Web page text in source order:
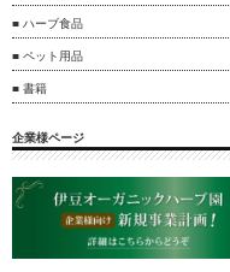
■ ハーブ食品
■ ペット用品
■ 書籍
企業様ページ